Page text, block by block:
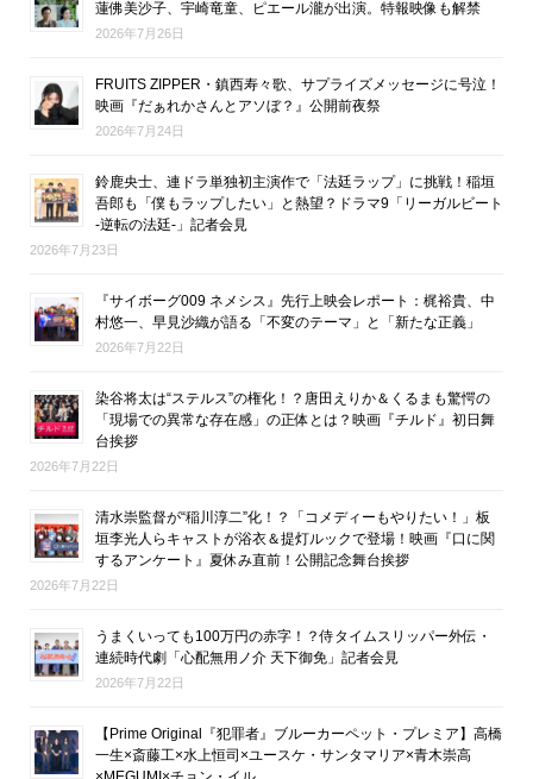
蓮佛美沙子、宇崎竜童、ピエール瀧が出演。特報映像も解禁
2026年7月26日
FRUITS ZIPPER・鎮西寿々歌、サプライズメッセージに号泣！
映画『だぁれかさんとアソぼ？』公開前夜祭
2026年7月24日
鈴鹿央士、連ドラ単独初主演作で「法廷ラップ」に挑戦！稲垣
吾郎も「僕もラップしたい」と熱望？ドラマ9「リーガルビート
-逆転の法廷-」記者会見
2026年7月23日
『サイボーグ009 ネメシス』先行上映会レポート：梶裕貴、中
村悠一、早見沙織が語る「不変のテーマ」と「新たな正義」
2026年7月22日
染谷将太は“ステルス”の権化！？唐田えりか＆くるまも驚愕の
「現場での異常な存在感」の正体とは？映画『チルド』初日舞
台挨拶
2026年7月22日
清水崇監督が“稲川淳二”化！？「コメディーもやりたい！」板
垣李光人らキャストが浴衣＆提灯ルックで登場！映画『口に関
するアンケート』夏休み直前！公開記念舞台挨拶
2026年7月22日
うまくいっても100万円の赤字！？侍タイムスリッパー外伝・
連続時代劇「心配無用ノ介 天下御免」記者会見
2026年7月22日
【Prime Original『犯罪者』ブルーカーペット・プレミア】高橋
一生×斎藤工×水上恒司×ユースケ・サンタマリア×青木崇高